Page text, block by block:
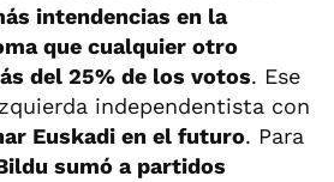
intendencias en la
que cualquier otro
del 25% de los votos. Ese
independentista con
Euskadi en el futuro. Para
sumó a partidos